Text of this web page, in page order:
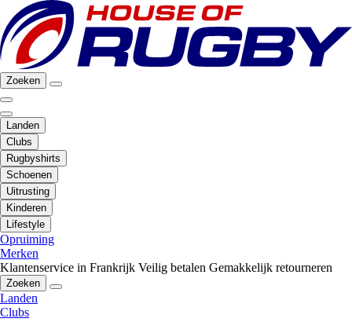
Zoeken
Landen
Clubs
Rugbyshirts
Schoenen
Uitrusting
Kinderen
Lifestyle
Opruiming
Merken
Klantenservice in Frankrijk Veilig betalen Gemakkelijk retourneren
Zoeken
Landen
Clubs